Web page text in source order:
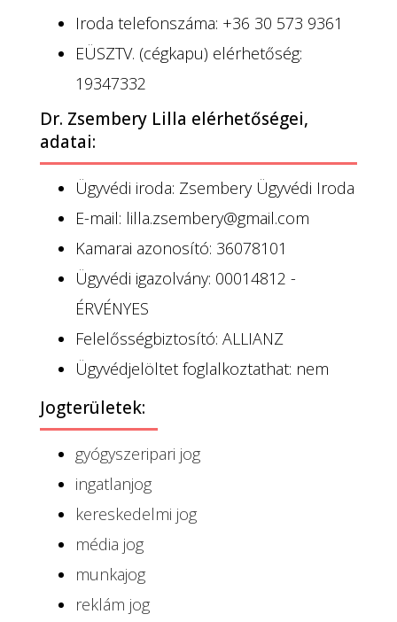
Iroda telefonszáma: +36 30 573 9361
EÜSZTV. (cégkapu) elérhetőség:
19347332
Dr. Zsembery Lilla elérhetőségei,
adatai:
Ügyvédi iroda: Zsembery Ügyvédi Iroda
E-mail: lilla.zsembery@gmail.com
Kamarai azonosító: 36078101
Ügyvédi igazolvány: 00014812 -
ÉRVÉNYES
Felelősségbiztosító: ALLIANZ
Ügyvédjelöltet foglalkoztathat: nem
Jogterületek:
gyógyszeripari jog
ingatlanjog
kereskedelmi jog
média jog
munkajog
reklám jog